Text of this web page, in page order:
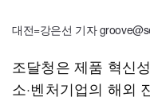
대전=강은선 기자
조달청은 제품 혁신
소·벤처기업의 해외